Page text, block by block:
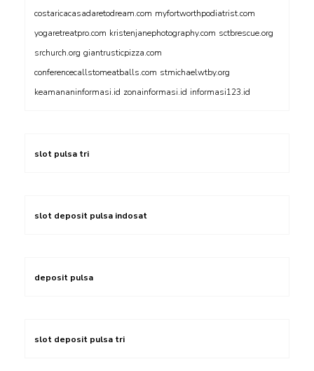
costaricacasadaretodream.com myfortworthpodiatrist.com
yogaretreatpro.com kristenjanephotography.com sctbrescue.org
srchurch.org giantrusticpizza.com
conferencecallstomeatballs.com stmichaelwtby.org
keamananinformasi.id zonainformasi.id informasi123.id
slot pulsa tri
slot deposit pulsa indosat
deposit pulsa
slot deposit pulsa tri